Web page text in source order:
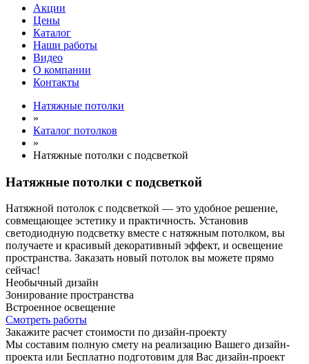
Акции
Цены
Каталог
Наши работы
Видео
О компании
Контакты
Натяжные потолки
»
Каталог потолков
»
Натяжные потолки с подсветкой
Натяжные потолки с подсветкой
Натяжной потолок с подсветкой — это удобное решение,
совмещающее эстетику и практичность. Установив
светодиодную подсветку вместе с натяжным потолком, вы
получаете и красивый декоративный эффект, и освещение
пространства. Заказать новый потолок вы можете прямо
сейчас!
Необычный дизайн
Зонирование пространства
Встроенное освещение
Смотреть работы
Закажите расчет cтоимости по дизайн-проекту
Мы составим полную смету на реализацию Вашего дизайн-
проекта или Бесплатно подготовим для Вас дизайн-проект